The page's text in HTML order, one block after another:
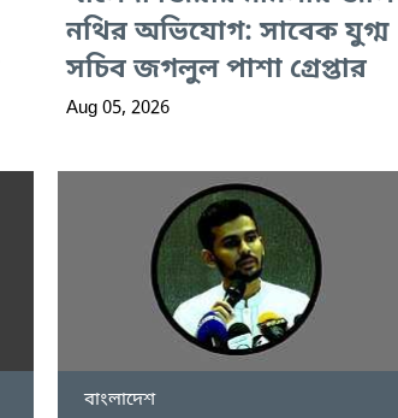
নথির অভিযোগ: সাবেক যুগ্ম
সচিব জগলুল পাশা গ্রেপ্তার
Aug 05, 2026
বাংলাদেশ